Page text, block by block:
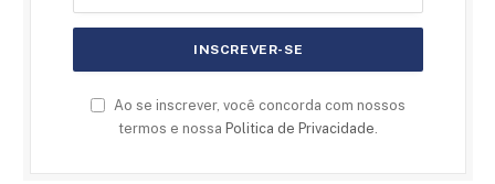
Ao se inscrever, você concorda com nossos
termos e nossa Politica de Privacidade.